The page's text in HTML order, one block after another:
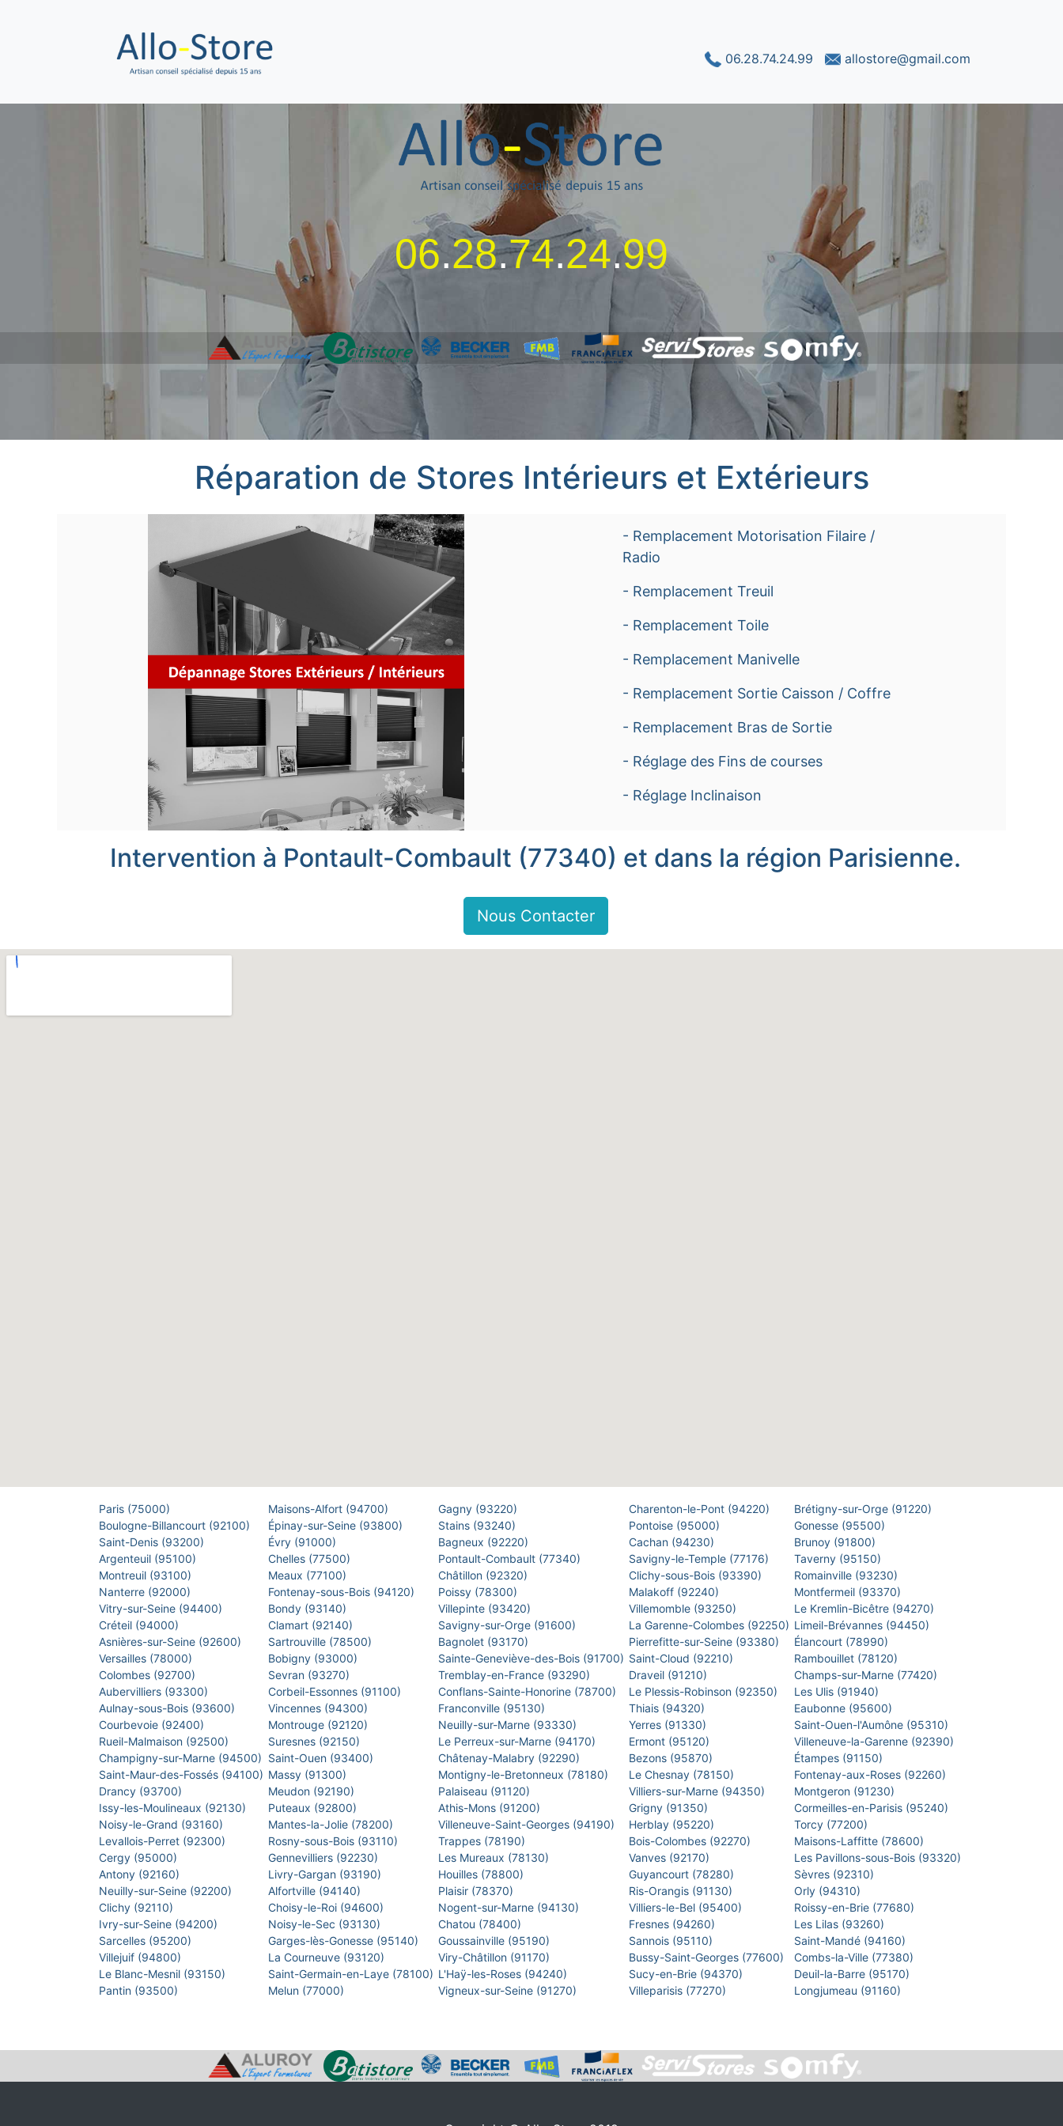
06.28.74.24.99 allostore@gmail.com
06.28.74.24.99
Réparation de Stores Intérieurs et Extérieurs
- Remplacement Motorisation Filaire /
Radio
- Remplacement Treuil
- Remplacement Toile
- Remplacement Manivelle
- Remplacement Sortie Caisson / Coffre
- Remplacement Bras de Sortie
- Réglage des Fins de courses
- Réglage Inclinaison
Intervention à Pontault-Combault (77340) et dans la région Parisienne.
Nous Contacter
Paris (75000)
Boulogne-Billancourt (92100)
Saint-Denis (93200)
Argenteuil (95100)
Montreuil (93100)
Nanterre (92000)
Vitry-sur-Seine (94400)
Créteil (94000)
Asnières-sur-Seine (92600)
Versailles (78000)
Colombes (92700)
Aubervilliers (93300)
Aulnay-sous-Bois (93600)
Courbevoie (92400)
Rueil-Malmaison (92500)
Champigny-sur-Marne (94500)
Saint-Maur-des-Fossés (94100)
Drancy (93700)
Issy-les-Moulineaux (92130)
Noisy-le-Grand (93160)
Levallois-Perret (92300)
Cergy (95000)
Antony (92160)
Neuilly-sur-Seine (92200)
Clichy (92110)
Ivry-sur-Seine (94200)
Sarcelles (95200)
Villejuif (94800)
Le Blanc-Mesnil (93150)
Pantin (93500)
Maisons-Alfort (94700)
Épinay-sur-Seine (93800)
Évry (91000)
Chelles (77500)
Meaux (77100)
Fontenay-sous-Bois (94120)
Bondy (93140)
Clamart (92140)
Sartrouville (78500)
Bobigny (93000)
Sevran (93270)
Corbeil-Essonnes (91100)
Vincennes (94300)
Montrouge (92120)
Suresnes (92150)
Saint-Ouen (93400)
Massy (91300)
Meudon (92190)
Puteaux (92800)
Mantes-la-Jolie (78200)
Rosny-sous-Bois (93110)
Gennevilliers (92230)
Livry-Gargan (93190)
Alfortville (94140)
Choisy-le-Roi (94600)
Noisy-le-Sec (93130)
Garges-lès-Gonesse (95140)
La Courneuve (93120)
Saint-Germain-en-Laye (78100)
Melun (77000)
Gagny (93220)
Stains (93240)
Bagneux (92220)
Pontault-Combault (77340)
Châtillon (92320)
Poissy (78300)
Villepinte (93420)
Savigny-sur-Orge (91600)
Bagnolet (93170)
Sainte-Geneviève-des-Bois (91700)
Tremblay-en-France (93290)
Conflans-Sainte-Honorine (78700)
Franconville (95130)
Neuilly-sur-Marne (93330)
Le Perreux-sur-Marne (94170)
Châtenay-Malabry (92290)
Montigny-le-Bretonneux (78180)
Palaiseau (91120)
Athis-Mons (91200)
Villeneuve-Saint-Georges (94190)
Trappes (78190)
Les Mureaux (78130)
Houilles (78800)
Plaisir (78370)
Nogent-sur-Marne (94130)
Chatou (78400)
Goussainville (95190)
Viry-Châtillon (91170)
L'Haÿ-les-Roses (94240)
Vigneux-sur-Seine (91270)
Charenton-le-Pont (94220)
Pontoise (95000)
Cachan (94230)
Savigny-le-Temple (77176)
Clichy-sous-Bois (93390)
Malakoff (92240)
Villemomble (93250)
La Garenne-Colombes (92250)
Pierrefitte-sur-Seine (93380)
Saint-Cloud (92210)
Draveil (91210)
Le Plessis-Robinson (92350)
Thiais (94320)
Yerres (91330)
Ermont (95120)
Bezons (95870)
Le Chesnay (78150)
Villiers-sur-Marne (94350)
Grigny (91350)
Herblay (95220)
Bois-Colombes (92270)
Vanves (92170)
Guyancourt (78280)
Ris-Orangis (91130)
Villiers-le-Bel (95400)
Fresnes (94260)
Sannois (95110)
Bussy-Saint-Georges (77600)
Sucy-en-Brie (94370)
Villeparisis (77270)
Brétigny-sur-Orge (91220)
Gonesse (95500)
Brunoy (91800)
Taverny (95150)
Romainville (93230)
Montfermeil (93370)
Le Kremlin-Bicêtre (94270)
Limeil-Brévannes (94450)
Élancourt (78990)
Rambouillet (78120)
Champs-sur-Marne (77420)
Les Ulis (91940)
Eaubonne (95600)
Saint-Ouen-l'Aumône (95310)
Villeneuve-la-Garenne (92390)
Étampes (91150)
Fontenay-aux-Roses (92260)
Montgeron (91230)
Cormeilles-en-Parisis (95240)
Torcy (77200)
Maisons-Laffitte (78600)
Les Pavillons-sous-Bois (93320)
Sèvres (92310)
Orly (94310)
Roissy-en-Brie (77680)
Les Lilas (93260)
Saint-Mandé (94160)
Combs-la-Ville (77380)
Deuil-la-Barre (95170)
Longjumeau (91160)